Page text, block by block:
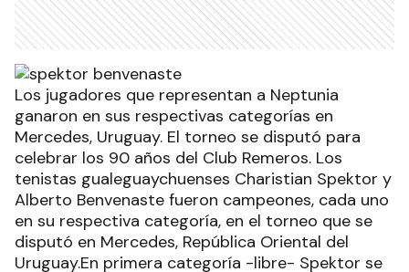
Los jugadores que representan a Neptunia
ganaron en sus respectivas categorías en
Mercedes, Uruguay. El torneo se disputó para
celebrar los 90 años del Club Remeros. Los
tenistas gualeguaychuenses Charistian Spektor y
Alberto Benvenaste fueron campeones, cada uno
en su respectiva categoría, en el torneo que se
disputó en Mercedes, República Oriental del
Uruguay.En primera categoría -libre- Spektor se